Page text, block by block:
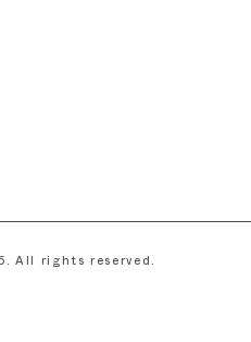
All rights reserved.